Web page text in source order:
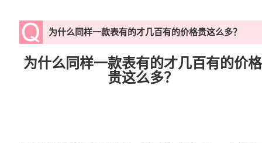
为什么同样一款表有的才几百有的价格贵这么多？
为什么同样一款表有的才几百有的价格
贵这么多？